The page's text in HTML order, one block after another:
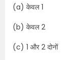
(a) केवल 1
(b) केवल 2
(c) 1 और 2 दोनों